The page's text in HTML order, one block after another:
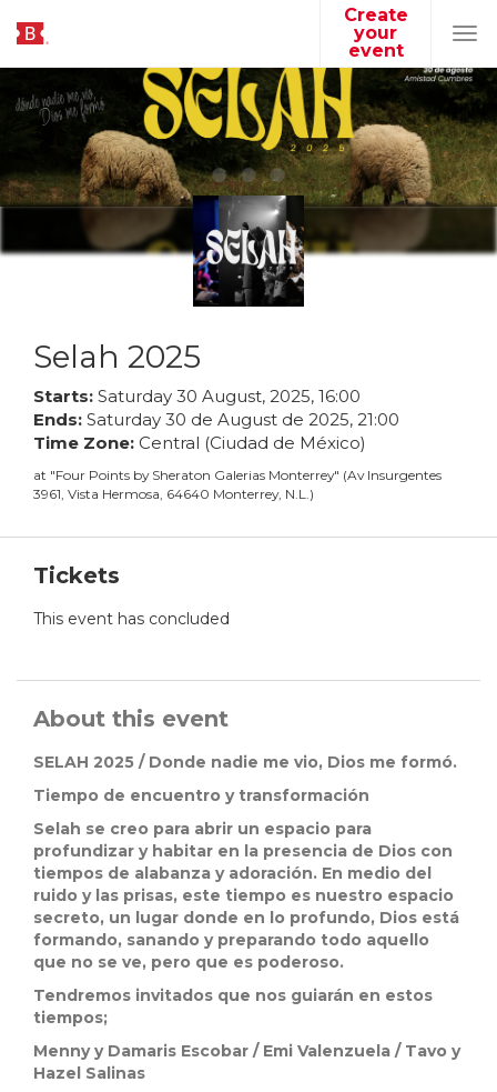
Create
your
event
Selah 2025
Starts: Saturday 30 August, 2025, 16:00
Ends: Saturday 30 de August de 2025, 21:00
Time Zone: Central (Ciudad de México)
at "Four Points by Sheraton Galerias Monterrey" (Av Insurgentes
3961, Vista Hermosa, 64640 Monterrey, N.L.)
Tickets
This event has concluded
About this event
SELAH 2025 / Donde nadie me vio, Dios me formó.
Tiempo de encuentro y transformación
Selah se creo para abrir un espacio para
profundizar y habitar en la presencia de Dios con
tiempos de alabanza y adoración. En medio del
ruido y las prisas, este tiempo es nuestro espacio
secreto, un lugar donde en lo profundo, Dios está
formando, sanando y preparando todo aquello
que no se ve, pero que es poderoso.
Tendremos invitados que nos guiarán en estos
tiempos;
Menny y Damaris Escobar / Emi Valenzuela / Tavo y
Hazel Salinas